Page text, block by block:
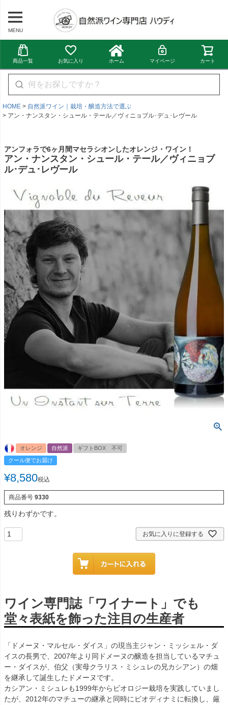
MENU
商品一覧 お気に入り ホーム マイページ カート
HOME
自然派ワイン｜栽培・醸造方法で選ぶ
アン・ナンスタン・シュール・テール／ヴィニョブル･デュ･レヴール
アンフォラで6ヶ月間マセラシオンしたオレンジ・ワイン！
アン・ナンスタン・シュール・テール／ヴィニョブ
ル･デュ･レヴール
オレンジ 自然派
ギフトBOX 不可
クール便でお届け
¥8,580税込
商品番号 9330
残りわずかです。
お気に入りに登録する
ワイン専門誌「ワイナート」でも
堂々表紙を飾った注目の生産者
「ドメーヌ・マルセル・ダイス」の現当主ジャン・ミッシェル・ダ
イスの長男で、2007年より同ドメーヌの醸造を担当しているマチュ
ー・ダイスが、伯父（実母クラリス・ミシュレの兄カシアン）の畑
を継承して誕生したドメーヌです。
カシアン・ミシュレも1999年からビオロジー栽培を実践していまし
たが、2012年のマチューの継承と同時にビオディナミに転換し、厳